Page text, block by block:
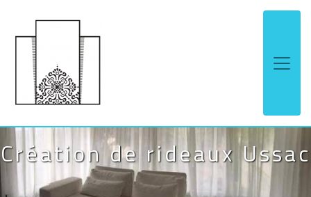
Création de rideaux Ussac